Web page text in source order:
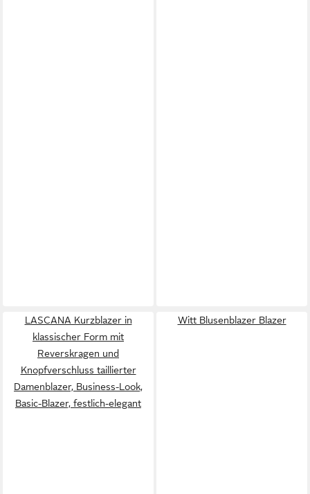
LASCANA Kurzblazer in
klassischer Form mit
Reverskragen und
Knopfverschluss taillierter
Damenblazer, Business-Look,
Basic-Blazer, festlich-elegant
Witt Blusenblazer Blazer